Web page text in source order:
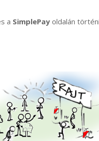
a SimplePayoldalán